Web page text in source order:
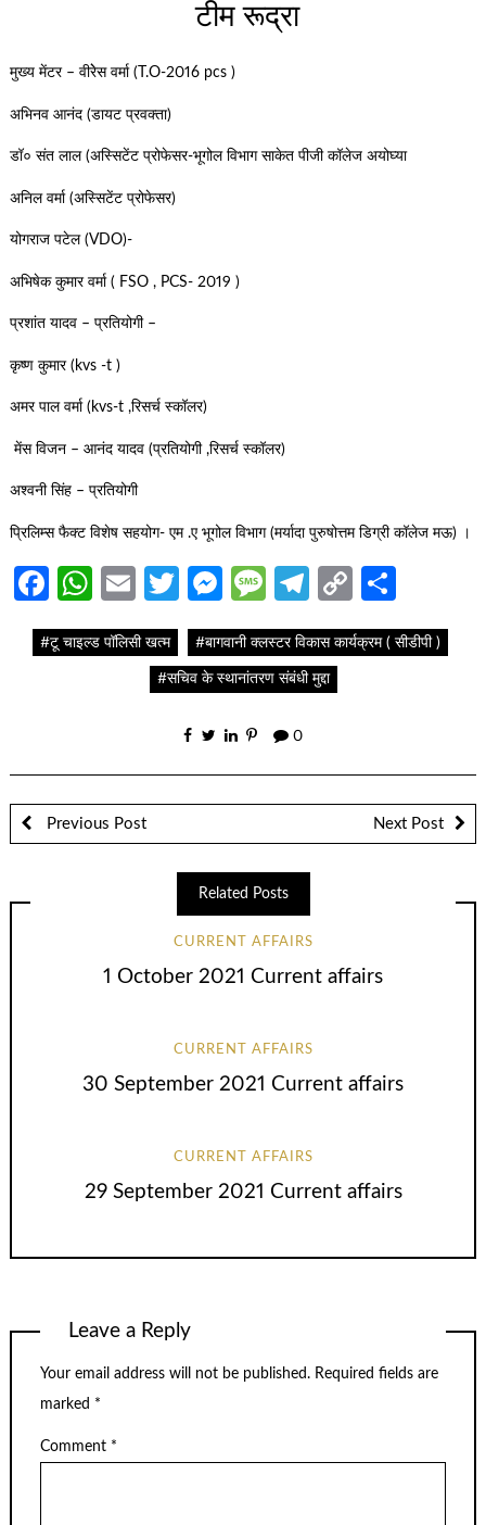
टीम रूद्रा
मुख्य मेंटर – वीरेेस वर्मा (T.O-2016 pcs )
अभिनव आनंद (डायट प्रवक्ता)
डॉ० संत लाल (अस्सिटेंट प्रोफेसर-भूगोल विभाग साकेत पीजी कॉलेज अयोघ्या
अनिल वर्मा (अस्सिटेंट प्रोफेसर)
योगराज पटेल (VDO)-
अभिषेक कुमार वर्मा ( FSO , PCS- 2019 )
प्रशांत यादव – प्रतियोगी –
कृष्ण कुमार (kvs -t )
अमर पाल वर्मा (kvs-t ,रिसर्च स्कॉलर)
मेंस विजन – आनंद यादव (प्रतियोगी ,रिसर्च स्कॉलर)
अश्वनी सिंह – प्रतियोगी
प्रिलिम्स फैक्ट विशेष सहयोग- एम .ए भूगोल विभाग (मर्यादा पुरुषोत्तम डिग्री कॉलेज मऊ) ।
Facebook
WhatsApp
EmailTwitter
Messenger
Message
Telegram
Copy
#टू चाइल्ड पॉलिसी खत्म #बागवानी क्लस्टर विकास कार्यक्रम ( सीडीपी )
#सचिव के स्थानांतरण संबंधी मुद्दा
0
Previous Post Next Post
Related Posts
CURRENT AFFAIRS
1 October 2021 Current affairs
CURRENT AFFAIRS
30 September 2021 Current affairs
CURRENT AFFAIRS
29 September 2021 Current affairs
Leave a Reply
Your email address will not be published. Required fields are
marked *
Comment *